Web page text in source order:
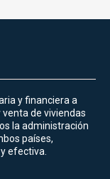
y financiera a
de viviendas
la administración
países,
efectiva.